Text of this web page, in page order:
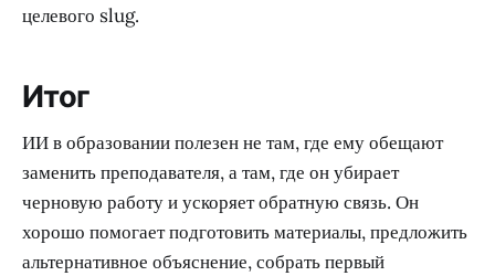
целевого slug.
Итог
ИИ в образовании полезен не там, где ему обещают
заменить преподавателя, а там, где он убирает
черновую работу и ускоряет обратную связь. Он
хорошо помогает подготовить материалы, предложить
альтернативное объяснение, собрать первый